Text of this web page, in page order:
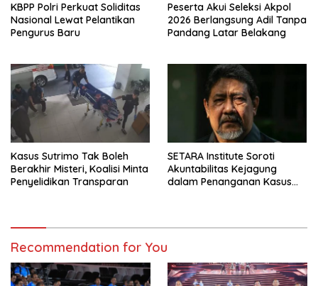
KBPP Polri Perkuat Soliditas
Nasional Lewat Pelantikan
Pengurus Baru
Peserta Akui Seleksi Akpol
2026 Berlangsung Adil Tanpa
Pandang Latar Belakang
Kasus Sutrimo Tak Boleh
Berakhir Misteri, Koalisi Minta
Penyelidikan Transparan
SETARA Institute Soroti
Akuntabilitas Kejagung
dalam Penanganan Kasus
Recommendation for You